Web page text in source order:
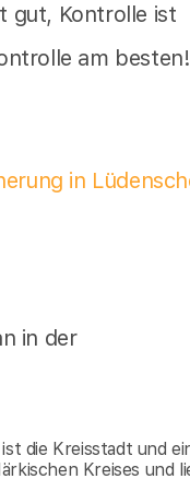
gut, Kontrolle ist
am besten!
in
in der
die Kreisstadt und
Kreises und